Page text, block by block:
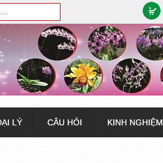
LÝ CÂU HỎI KINH NGHIỆM